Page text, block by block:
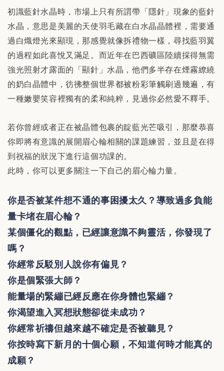
初識藍針水晶時，市場上只有所謂帶「隱針」現象的藍針
水晶，意思是美麗的天使羽毛藏在白水晶晶體裡，需要通
過白熾燈光來顯現，那感覺就像拆禮物一樣，尋找藍羽翼
的過程如此喜悅又滿足。而近年在巴西礦區陸續採得無需
強光照射才露面的「顯針」水晶，他們多半存在煙霧繚繞
的奶白晶體中，彷彿整個世界都被粉彩筆觸刷過幾遍，有
一種嫩嬰笑容裡獨有的柔和純粹，見過你必然愛不釋手。
若你曾經或者正在被晶體包裹的靛藍光芒吸引，那麼恭喜
你即將有意識的展開眉心輪相關的課題練習，並且是在得
到祝福的狀況下進行這個功課的。
此時，你可以更多關注一下自己的眉心輪力量。
你是否被某件想不通的事困擾太久？導致過多負能
量卡堵在眉心輪？
某個僵化的觀點，已經讓意識不夠靈活，你發現了
嗎？
你經常反駁別人說你有偏見？
你是個緊張大師？
能量場的緊繃已經反應在你身體也緊繃？
你渴望進入冥想狀態卻從未成功？
你經常祈禱但越來越不確定是否被聽見？
你按時寫下新月的十個心願，不知道何時才能真的
成願？